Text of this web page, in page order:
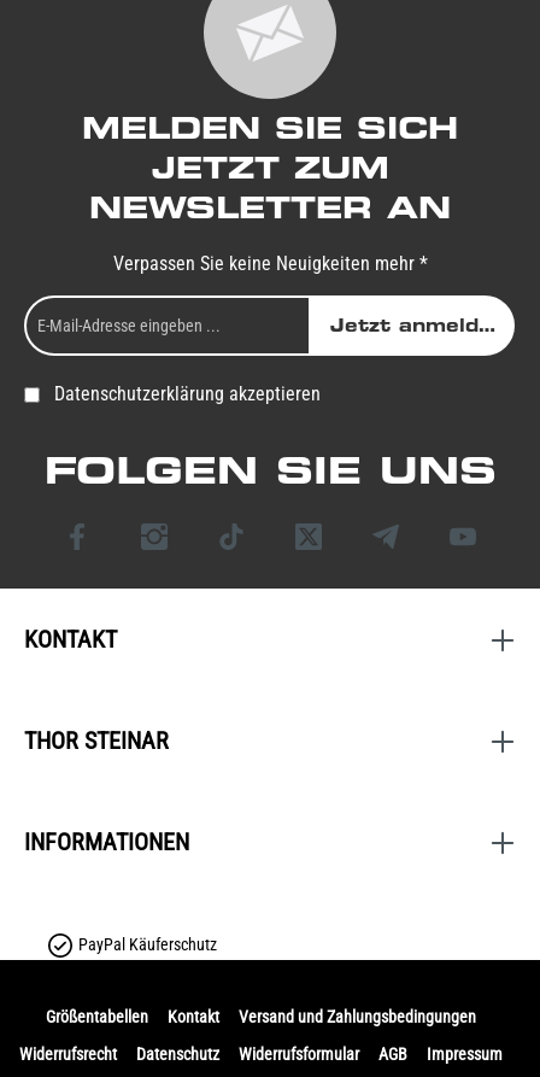
MELDEN SIE SICH
JETZT ZUM
NEWSLETTER AN
Verpassen Sie keine Neuigkeiten mehr *
Jetzt anmelden
Datenschutzerklärung akzeptieren
FOLGEN SIE UNS
KONTAKT
THOR STEINAR
INFORMATIONEN
PayPal Käuferschutz
Größentabellen Kontakt
Versand und Zahlungsbedingungen
Widerrufsrecht
Datenschutz Widerrufsformular AGB Impressum